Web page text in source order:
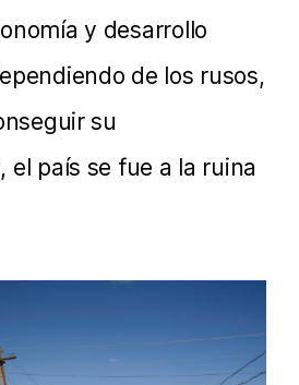
y desarrollo
de los rusos,
su
el país se fue a la ruina